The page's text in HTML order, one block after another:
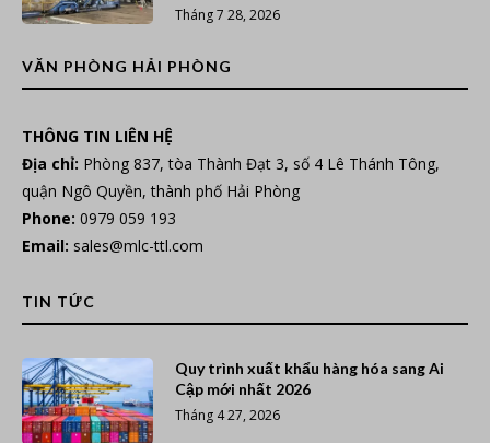
Tháng 7 28, 2026
VĂN PHÒNG HẢI PHÒNG
THÔNG TIN LIÊN HỆ
Địa chỉ: Phòng 837, tòa Thành Đạt 3, số 4 Lê Thánh Tông,
quận Ngô Quyền, thành phố Hải Phòng
Phone: 0979 059 193
Email: sales@mlc-ttl.com
TIN TỨC
Quy trình xuất khẩu hàng hóa sang Ai
Cập mới nhất 2026
Tháng 4 27, 2026